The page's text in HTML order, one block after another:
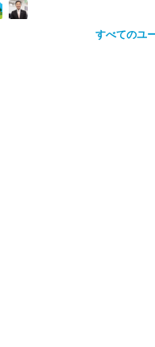
すべてのユ